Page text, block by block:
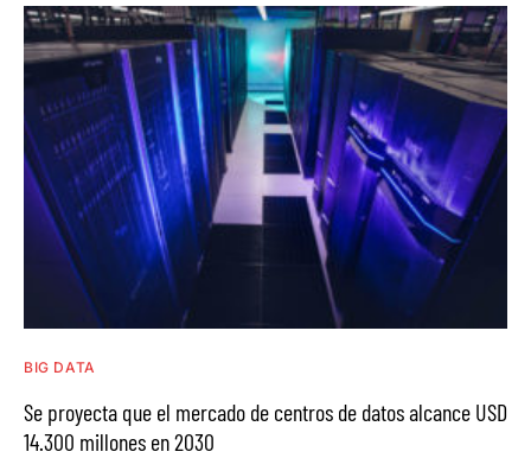
BIG DATA
Se proyecta que el mercado de centros de datos alcance USD
14.300 millones en 2030